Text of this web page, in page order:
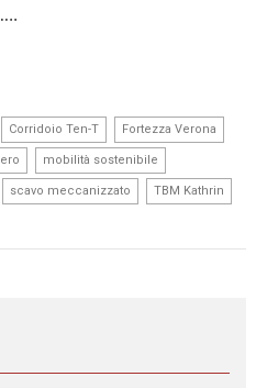
Corridoio Ten-T Fortezza Verona
mobilità sostenibile
scavo meccanizzato TBM Kathrin